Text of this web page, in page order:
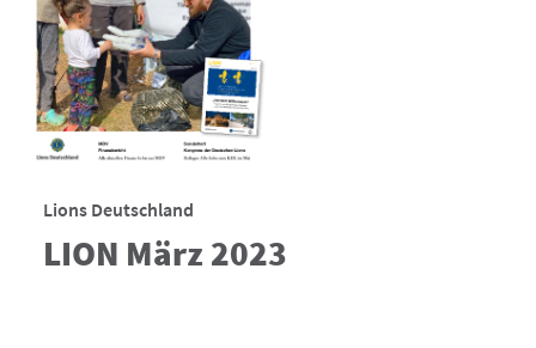
Lions Deutschland
LION März 2023